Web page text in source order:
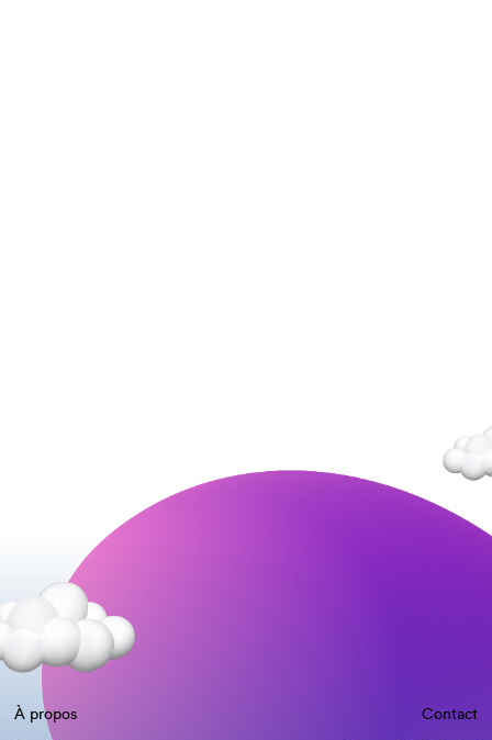
À propos
Contact